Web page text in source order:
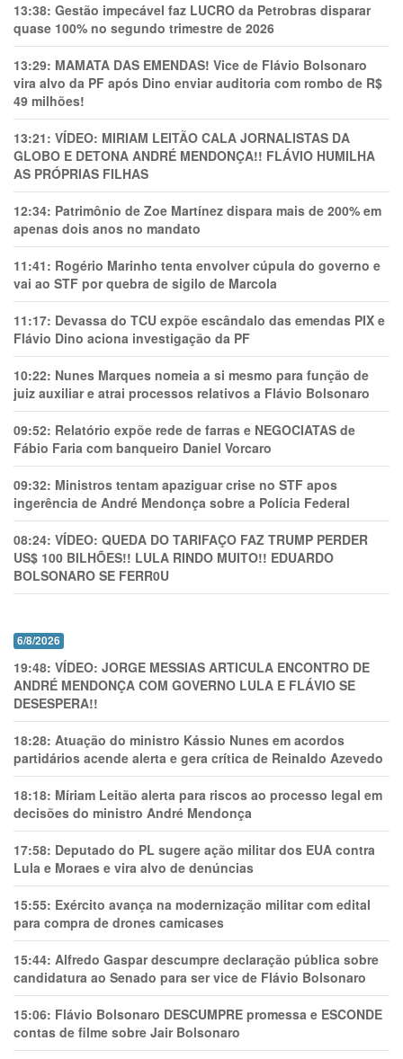
13:38: Gestão impecável faz LUCRO da Petrobras disparar
quase 100% no segundo trimestre de 2026
13:29: MAMATA DAS EMENDAS! Vice de Flávio Bolsonaro
vira alvo da PF após Dino enviar auditoria com rombo de R$
49 milhões!
13:21: VÍDEO: MIRIAM LEITÃO CALA JORNALISTAS DA
GLOBO E DETONA ANDRÉ MENDONÇA!! FLÁVIO HUMILHA
AS PRÓPRIAS FILHAS
12:34: Patrimônio de Zoe Martínez dispara mais de 200% em
apenas dois anos no mandato
11:41: Rogério Marinho tenta envolver cúpula do governo e
vai ao STF por quebra de sigilo de Marcola
11:17: Devassa do TCU expõe escândalo das emendas PIX e
Flávio Dino aciona investigação da PF
10:22: Nunes Marques nomeia a si mesmo para função de
juiz auxiliar e atrai processos relativos a Flávio Bolsonaro
09:52: Relatório expõe rede de farras e NEGOCIATAS de
Fábio Faria com banqueiro Daniel Vorcaro
09:32: Ministros tentam apaziguar crise no STF apos
ingerência de André Mendonça sobre a Polícia Federal
08:24: VÍDEO: QUEDA DO TARIFAÇO FAZ TRUMP PERDER
US$ 100 BILHÕES!! LULA RINDO MUITO!! EDUARDO
BOLSONARO SE FERR0U
6/8/2026
19:48: VÍDEO: JORGE MESSIAS ARTICULA ENCONTRO DE
ANDRÉ MENDONÇA COM GOVERNO LULA E FLÁVIO SE
DESESPERA!!
18:28: Atuação do ministro Kássio Nunes em acordos
partidários acende alerta e gera crítica de Reinaldo Azevedo
18:18: Míriam Leitão alerta para riscos ao processo legal em
decisões do ministro André Mendonça
17:58: Deputado do PL sugere ação militar dos EUA contra
Lula e Moraes e vira alvo de denúncias
15:55: Exército avança na modernização militar com edital
para compra de drones camicases
15:44: Alfredo Gaspar descumpre declaração pública sobre
candidatura ao Senado para ser vice de Flávio Bolsonaro
15:06: Flávio Bolsonaro DESCUMPRE promessa e ESCONDE
contas de filme sobre Jair Bolsonaro